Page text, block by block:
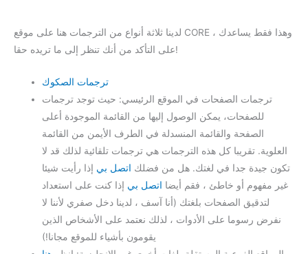
لدينا ثلاثة أنواع من الترجمات هنا على موقع CORE ، وهذا فقط يساعدك
على التأكد من أنك تنظر إلى ما تريده حقا!
ترجمات الصكوك
ترجمات الصفحات في الموقع الرئيسي: حيث توجد ترجمات
للصفحات، يمكن الوصول إليها من القائمة الموجودة أعلى
الصفحة والقائمة المنسدلة في الطرف الأيمن من القائمة
العلوية. تقريبا كل هذه الترجمات هي ترجمات تلقائية لذلك قد لا
تكون جيدة جدا في لغتك. هل من فضلك اتصل بي إذا رأيت شيئا
غير مفهوم أو خاطئ ، فقم أيضا اتصل بي إذا كنت على استعداد
لتدقيق الصفحات بلغتك (أنا آسف ، لدينا دخل صفري لأننا لا
نفرض رسوما على الأدوات ، لذلك نعتمد على الأشخاص الذين
يقومون بأشياء للموقع مجانا!)